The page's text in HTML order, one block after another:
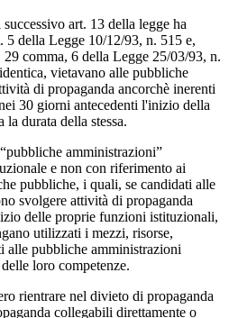
art. 13 della legge ha
5 della Legge 10/12/93, n. 515 e,
comma, 6 della Legge 25/03/93, n.
vietavano alle pubbliche
di propaganda ancorchè inerenti
30 giorni antecedenti l'inizio della
la durata della stessa.
amministrazioni”
e non con riferimento ai
pubbliche, i quali, se candidati alle
svolgere attività di propaganda
delle proprie funzioni istituzionali,
utilizzati i mezzi, risorse,
alle pubbliche amministrazioni
loro competenze.
rientrare nel divieto di propaganda
collegabili direttamente o